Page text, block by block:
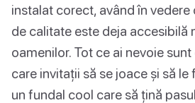
instalat corect, având în
de calitate este deja accesibilă
oamenilor. Tot ce ai nevoie
care invitații să se joace și să le
un fundal cool care să țină